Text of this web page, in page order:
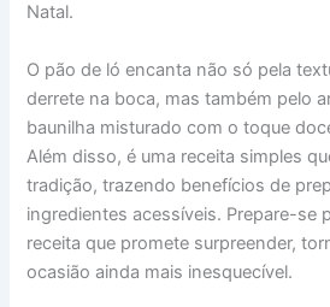
Natal.
O pão de ló encanta não só pela
derrete na boca, mas também pelo
baunilha misturado com o toque
Além disso, é uma receita simples
tradição, trazendo benefícios de
ingredientes acessíveis. Prepare-se
receita que promete surpreender,
ocasião ainda mais inesquecível.